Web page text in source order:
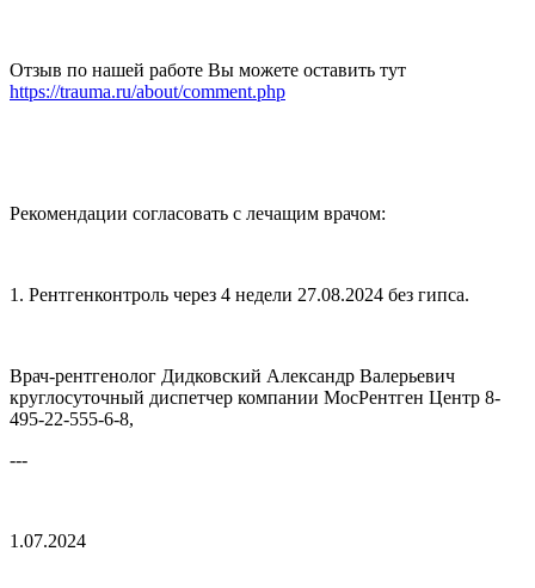
Отзыв по нашей работе Вы можете оставить тут
https://trauma.ru/about/comment.php
Рекомендации согласовать с лечащим врачом:
1. Рентгенконтроль через 4 недели 27.08.2024 без гипса.
Врач-рентгенолог Дидковский Александр Валерьевич
круглосуточный диспетчер компании МосРентген Центр 8-
495-22-555-6-8,
---
1.07.2024